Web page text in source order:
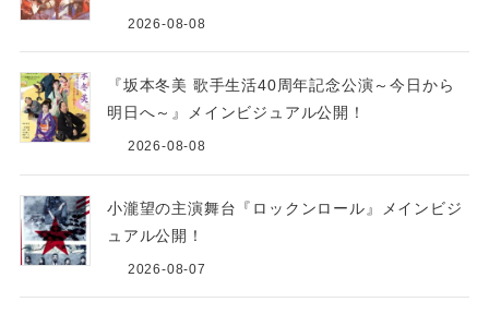
2026-08-08
『坂本冬美 歌手生活40周年記念公演～今日から
明日へ～』メインビジュアル公開！
2026-08-08
小瀧望の主演舞台『ロックンロール』メインビジ
ュアル公開！
2026-08-07